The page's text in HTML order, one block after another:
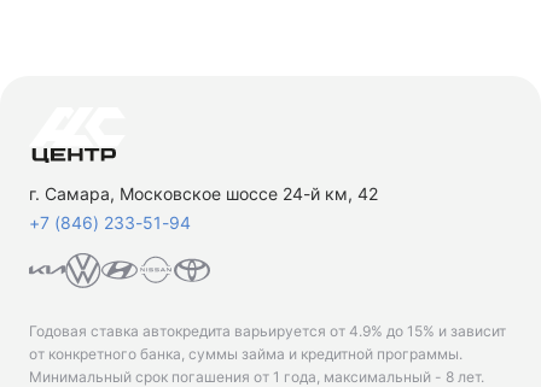
г. Самара, Московское шоссе 24-й км, 42
+7 (846) 233-51-94
Годовая ставка автокредита варьируется от 4.9% до 15% и зависит
от конкретного банка, суммы займа и кредитной программы.
Минимальный срок погашения от 1 года, максимальный - 8 лет.